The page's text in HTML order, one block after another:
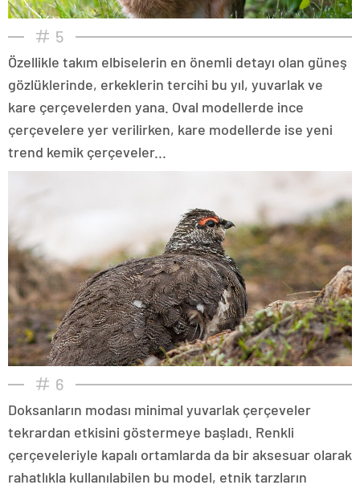
5
Özellikle takım elbiselerin en önemli detayı olan güneş
gözlüklerinde, erkeklerin tercihi bu yıl, yuvarlak ve
kare çerçevelerden yana. Oval modellerde ince
çerçevelere yer verilirken, kare modellerde ise yeni
trend kemik çerçeveler...
6
Doksanların modası minimal yuvarlak çerçeveler
tekrardan etkisini göstermeye başladı. Renkli
çerçeveleriyle kapalı ortamlarda da bir aksesuar olarak
rahatlıkla kullanılabilen bu model, etnik tarzların